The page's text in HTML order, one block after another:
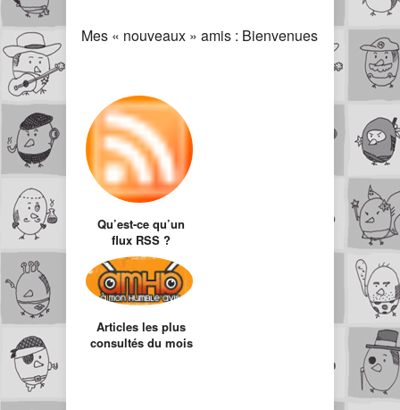
Mes « nouveaux » amis : Bienvenues
Qu’est-ce qu’un
flux RSS ?
(101ème article +
top articles Juillet)
Articles les plus
consultés du mois